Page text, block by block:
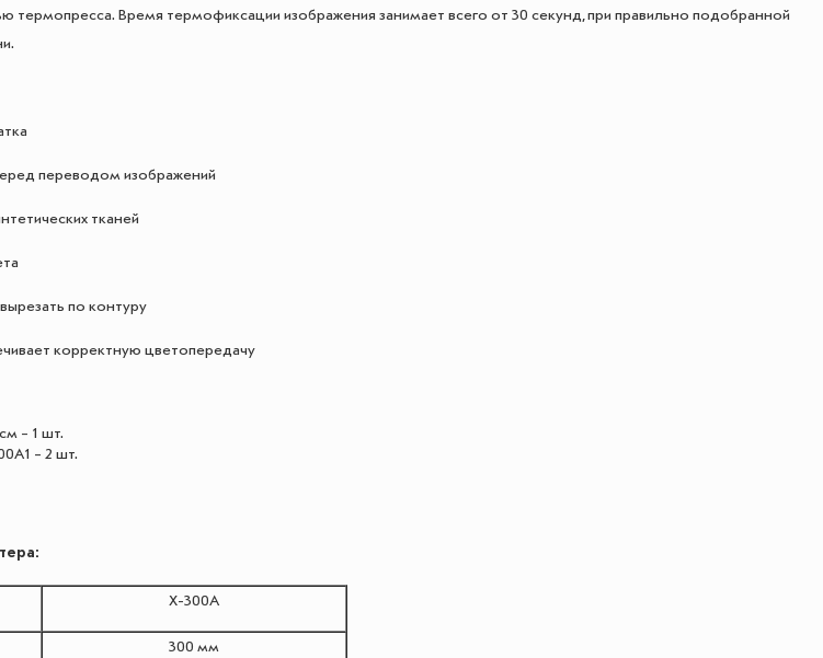
термопресса. Время термофиксации изображения занимает всего от 30 секунд, при правильно подобранной
переводом изображений
тканей
по контуру
корректную цветопередачу
– 1 шт.
– 2 шт.
X-300A
300 мм